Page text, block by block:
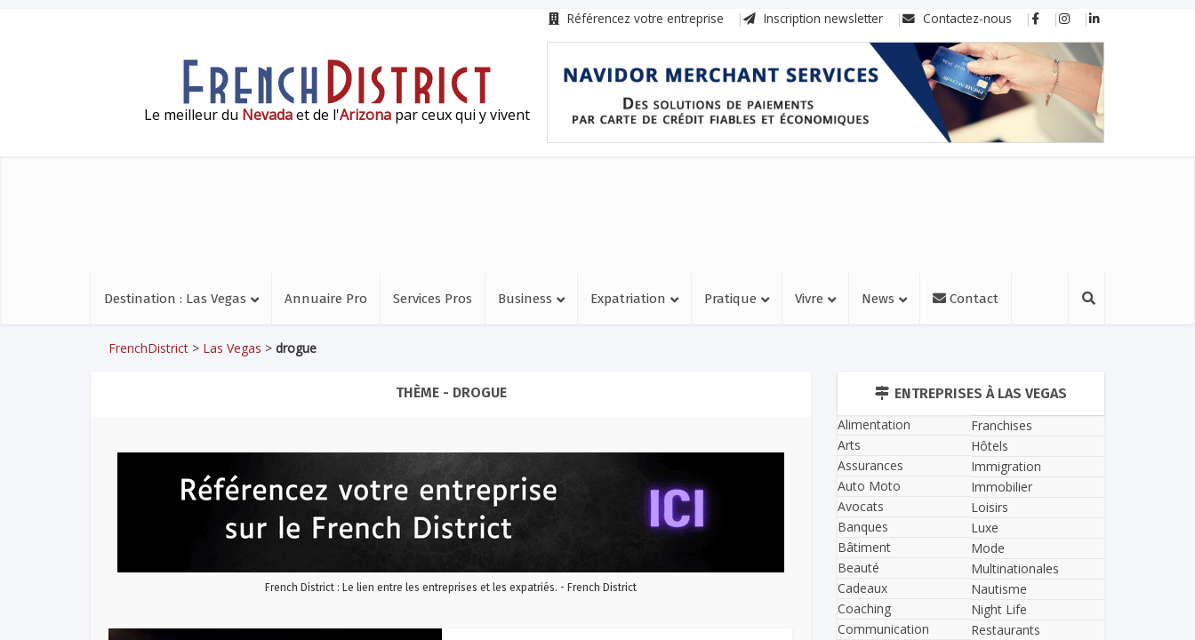
Référencez votre entreprise Inscription newsletter Contactez-nous
Le meilleur du Nevadaet de l'Arizona par ceux qui y vivent
Destination : Las Vegas Annuaire Pro Services Pros Business Expatriation Pratique Vivre News Contact
FrenchDistrict > Las Vegas > drogue
THÈME - DROGUE
French District : Le lien entre les entreprises et les expatriés. - French District
ENTREPRISES À LAS VEGAS
Alimentation
Arts
Assurances
Auto Moto
Avocats
Banques
Bâtiment
Beauté
Cadeaux
Coaching
Communication
Franchises
Hôtels
Immigration
Immobilier
Loisirs
Luxe
Mode
Multinationales
Nautisme
Night Life
Restaurants